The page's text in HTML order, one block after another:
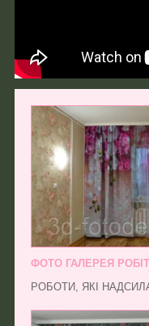
ФОТО ГАЛЕРЕЯ РОБІТ
РОБОТИ, ЯКІ